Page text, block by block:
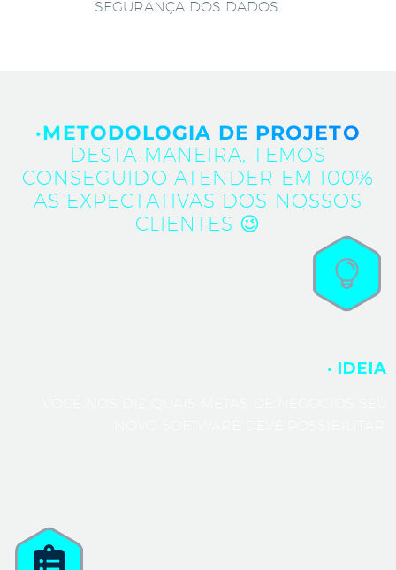
SEGURANÇA DOS DADOS.
·METODOLOGIA DE PROJETO
DESTA MANEIRA, TEMOS
CONSEGUIDO ATENDER EM 100%
AS EXPECTATIVAS DOS NOSSOS
CLIENTES 😉
· IDEIA